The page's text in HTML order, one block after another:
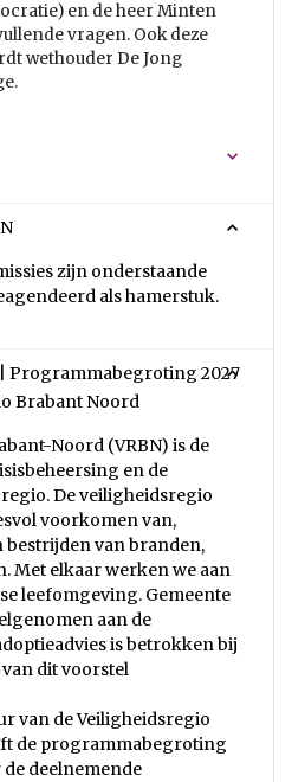
en de heer Minten
vragen. Ook deze
wethouder De Jong
zijn onderstaande
als hamerstuk.
Programmabegroting 2027
Brabant Noord
Noord (VRBN) is de
en de
De veiligheidsregio
voorkomen van,
bestrijden van branden,
Met elkaar werken we aan
leefomgeving. Gemeente
aan de
is betrokken bij
dit voorstel
van de Veiligheidsregio
de programmabegroting
deelnemende